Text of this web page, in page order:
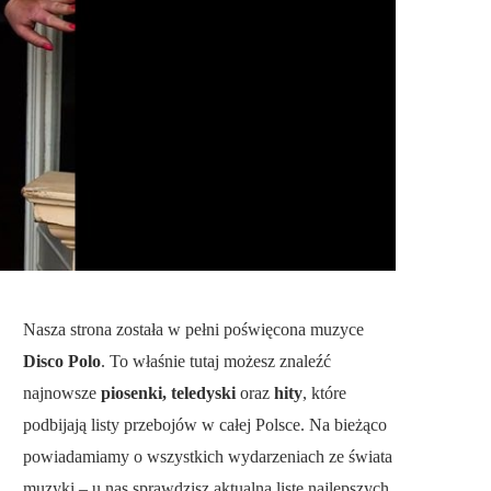
Nasza strona została w pełni poświęcona muzyce
Disco Polo. To właśnie tutaj możesz znaleźć
najnowsze piosenki, teledyski oraz hity, które
podbijają listy przebojów w całej Polsce. Na bieżąco
powiadamiamy o wszystkich wydarzeniach ze świata